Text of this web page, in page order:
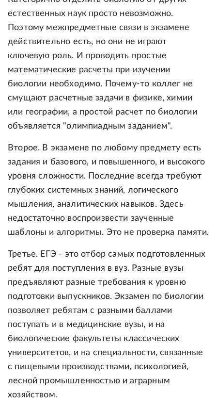
естественных наук просто невозможно.
Поэтому межпредметные связи в экзамене
действительно есть, но они не играют
ключевую роль. И проводить простые
математические расчеты при изучении
биологии необходимо. Почему-то коллег не
смущают расчетные задачи в физике, химии
или географии, а простой расчет по биологии
объявляется "олимпиадным заданием".
Второе. В экзамене по любому предмету есть
задания и базового, и повышенного, и высокого
уровня сложности. Последние всегда требуют
глубоких системных знаний, логического
мышления, аналитических навыков. Здесь
недостаточно воспроизвести заученные
шаблоны и алгоритмы. Это не проверка памяти.
Третье. ЕГЭ - это отбор самых подготовленных
ребят для поступления в вуз. Разные вузы
предъявляют разные требования к уровню
подготовки выпускников. Экзамен по биологии
позволяет ребятам с разными баллами
поступать и в медицинские вузы, и на
биологические факультеты классических
университетов, и на специальности, связанные
с пищевыми производствами, психологией,
лесной промышленностью и аграрным
хозяйством.